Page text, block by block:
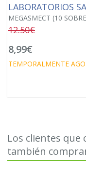
LABORATORIOS
MEGASMECT (10
12.50€
8,99€
TEMPORALMENTE
Los clientes
también